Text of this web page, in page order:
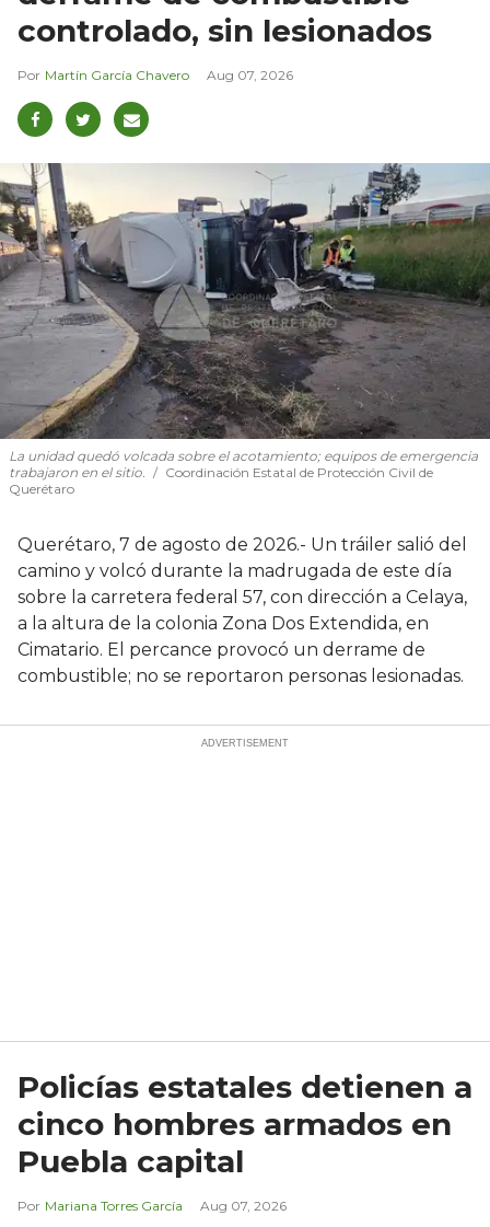
controlado, sin lesionados
Martín García Chavero Aug 07, 2026
La unidad quedó volcada sobre el acotamiento; equipos de emergencia
trabajaron en el sitio.
Coordinación Estatal de Protección Civil de
Querétaro
Querétaro, 7 de agosto de 2026.- Un tráiler salió del
camino y volcó durante la madrugada de este día
sobre la carretera federal 57, con dirección a Celaya,
a la altura de la colonia Zona Dos Extendida, en
Cimatario. El percance provocó un derrame de
combustible; no se reportaron personas lesionadas.
Policías estatales detienen a
cinco hombres armados en
Puebla capital
Mariana Torres García Aug 07, 2026